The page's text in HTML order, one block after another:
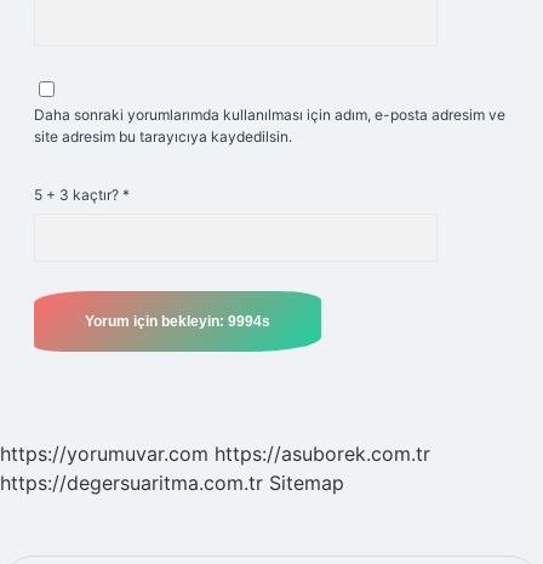
Daha sonraki yorumlarımda kullanılması için adım, e-posta adresim ve
site adresim bu tarayıcıya kaydedilsin.
5 + 3 kaçtır? *
https://yorumuvar.com https://asuborek.com.tr
https://degersuaritma.com.tr Sitemap